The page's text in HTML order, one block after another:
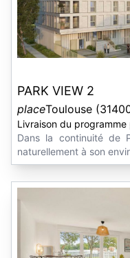
PARK VIEW 2
placeToulouse
Livraison du programme
Dans la continuité de
naturellement à son